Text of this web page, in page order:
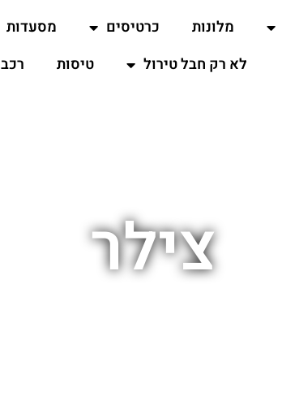
מלונות כרטיסים מסעדות
לא רק חבל טירול
טיסות רכב
צילר